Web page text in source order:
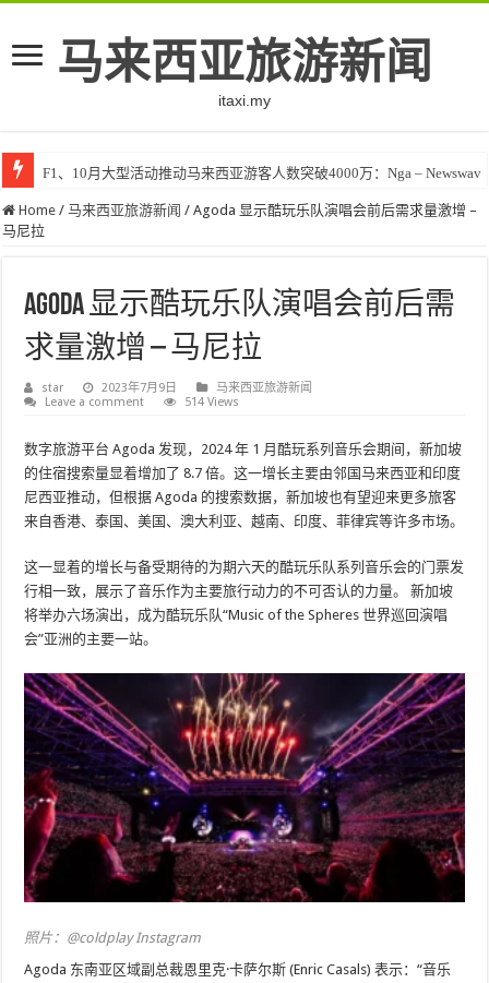
马来西亚旅游新闻
itaxi.my
F1、10月大型活动推动马来西亚游客人数突破4000万：Nga – Newswav
Home / 马来西亚旅游新闻 / Agoda 显示酷玩乐队演唱会前后需求量激增 –
马尼拉
Agoda 显示酷玩乐队演唱会前后需
求量激增 – 马尼拉
star 2023年7月9日
马来西亚旅游新闻
Leave a comment
514 Views
数字旅游平台 Agoda 发现，2024 年 1 月酷玩系列音乐会期间，新加坡
的住宿搜索量显着增加了 8.7 倍。这一增长主要由邻国马来西亚和印度
尼西亚推动，但根据 Agoda 的搜索数据，新加坡也有望迎来更多旅客
来自香港、泰国、美国、澳大利亚、越南、印度、菲律宾等许多市场。
这一显着的增长与备受期待的为期六天的酷玩乐队系列音乐会的门票发
行相一致，展示了音乐作为主要旅行动力的不可否认的力量。 新加坡
将举办六场演出，成为酷玩乐队“Music of the Spheres 世界巡回演唱
会”亚洲的主要一站。
照片：@coldplay Instagram
Agoda 东南亚区域副总裁恩里克·卡萨尔斯 (Enric Casals) 表示：“音乐